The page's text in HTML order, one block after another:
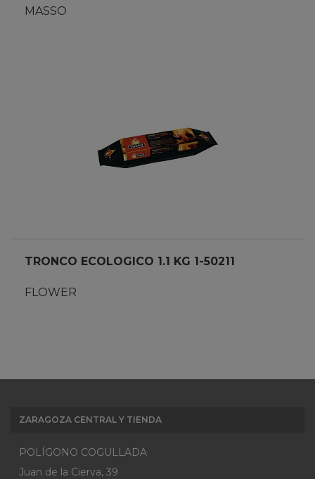
MASSO
TRONCO ECOLOGICO 1.1 KG 1-50211
FLOWER
ZARAGOZA CENTRAL Y TIENDA
POLÍGONO COGULLADA
Juan de la Cierva, 39